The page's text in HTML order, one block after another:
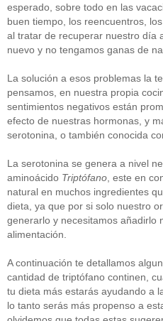
esperado, sobre todo en las
buen tiempo, los reencuentros,
al tratar de recuperar nuestro día
nuevo y no tengamos ganas de
La solución a esos problemas la
pensamos, en nuestra propia
sentimientos negativos están
efecto de nuestras hormonas, y
serotonina, o también conocida
La serotonina se genera a nivel
aminoácido Triptófano, este en
natural en muchos ingredientes
dieta, ya que por si solo nuestro
generarlo y necesitamos añadirlo
alimentación.
A continuación te detallamos
cantidad de triptófano continen,
tu dieta más estarás ayudando a
lo tanto serás más propenso a